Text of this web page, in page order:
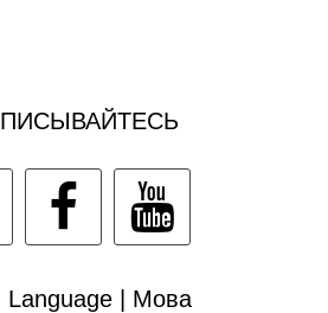
Language | Мова